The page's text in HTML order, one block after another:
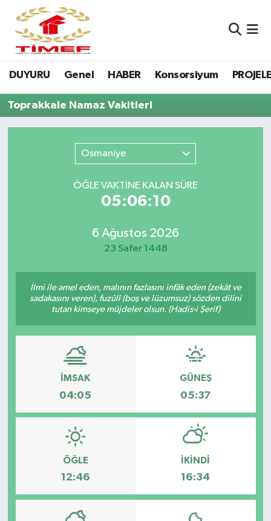
DUYURU Genel HABER Konsorsiyum
Toprakkale Namaz Vakitleri
Osmaniye
ÖĞLE VAKTİNE KALAN SÜRE
05:06:10
6 Ağustos 2026
23 Safer 1448
İlmi ile amel eden, malının fazlasını infâk eden (zekât ve
sadakasını veren), fuzûlî (boş ve lüzumsuz) sözden dilini
tutan kimseye müjdeler olsun. (Hadis-i Şerif)
İMSAK
04:05
GÜNEŞ
05:37
ÖĞLE
12:46
İKINDI
16:34
Anasayfa Kutu
Anasayfa Manşet
Canlı Yayın
Konsorsiyum
PROJECTS
PROJELER
YEREL MEDYA RAPORU
Nöbetçi Eczaneler
Hava Durumu
Namaz Vakitleri
Tüm Manşetler
Son Dakika Haberleri